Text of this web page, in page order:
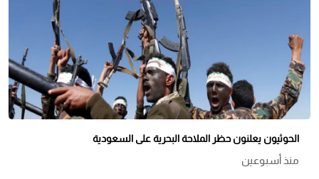
الحوثيون يعلنون حظر الملاحة البحرية على السعودية
منذ أسبوعين